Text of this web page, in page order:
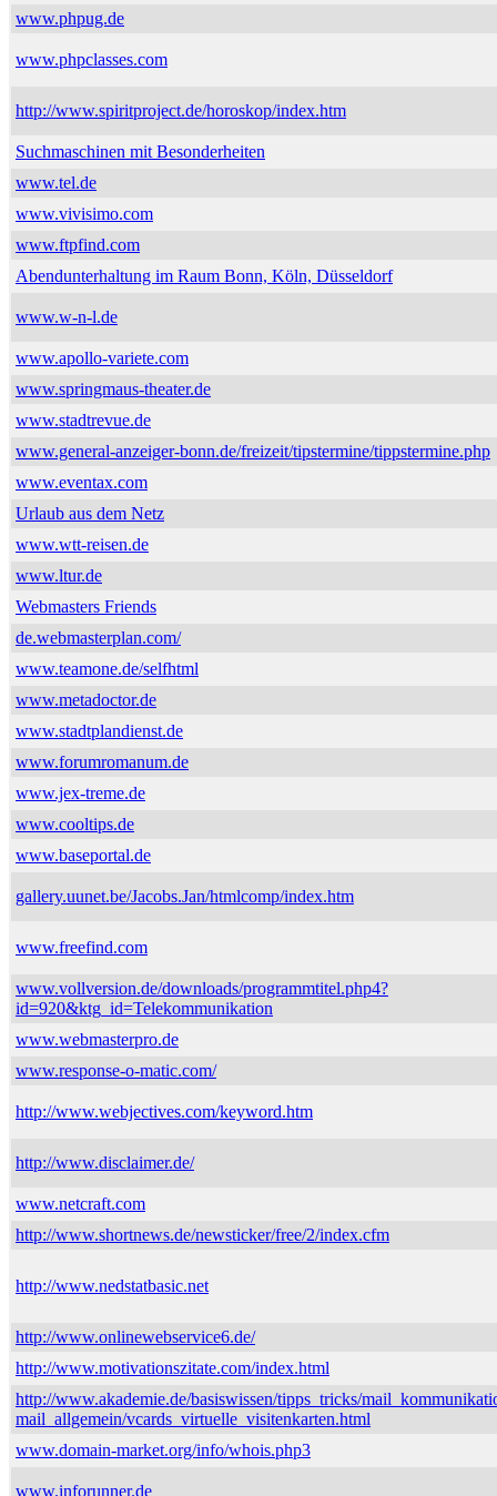
www.phpug.de
www.phpclasses.com
http://www.spiritproject.de/horoskop/index.htm
Suchmaschinen mit Besonderheiten
www.tel.de
www.vivisimo.com
www.ftpfind.com
Abendunterhaltung im Raum Bonn, Köln, Düsseldorf
www.w-n-l.de
www.apollo-variete.com
www.springmaus-theater.de
www.stadtrevue.de
www.general-anzeiger-bonn.de/freizeit/tipstermine/tippstermine.php
www.eventax.com
Urlaub aus dem Netz
www.wtt-reisen.de
www.ltur.de
Webmasters Friends
de.webmasterplan.com/
www.teamone.de/selfhtml
www.metadoctor.de
www.stadtplandienst.de
www.forumromanum.de
www.jex-treme.de
www.cooltips.de
www.baseportal.de
gallery.uunet.be/Jacobs.Jan/htmlcomp/index.htm
www.freefind.com
www.vollversion.de/downloads/programmtitel.php4?
id=920&ktg_id=Telekommunikation
www.webmasterpro.de
www.response-o-matic.com/
http://www.webjectives.com/keyword.htm
http://www.disclaimer.de/
www.netcraft.com
http://www.shortnews.de/newsticker/free/2/index.cfm
http://www.nedstatbasic.net
http://www.onlinewebservice6.de/
http://www.motivationszitate.com/index.html
http://www.akademie.de/basiswissen/tipps_tricks/
mail_allgemein/vcards_virtuelle_visitenkarten.html
www.domain-market.org/info/whois.php3
www.inforunner.de